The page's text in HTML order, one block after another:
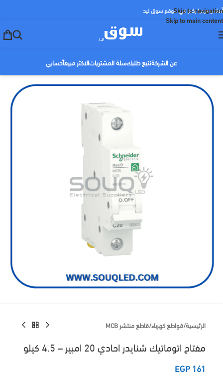
Skip to navigation
Skip to main content
أهلا ومرحبا بكم في موقع سوق ليد
عن الشركةتتبع طلبكسلة المشترياتالاكثر مبيعاًحسابي
الرئيسية/قواطع كهرباء/قاطع منتشر MCB
مفتاح اتوماتيك شنايدر احادي 20 امبير – 4.5 كيلو
EGP161